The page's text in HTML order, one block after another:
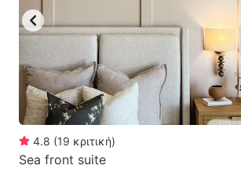
4.8 (19 κριτική)
Sea front suite